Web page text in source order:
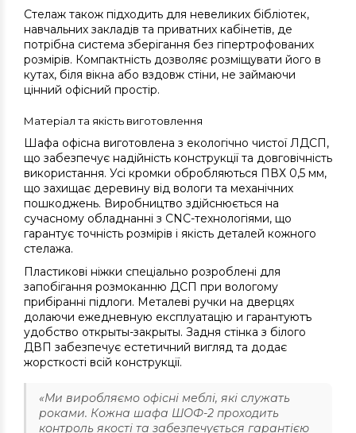
Стелаж також підходить для невеликих бібліотек,
навчальних закладів та приватних кабінетів, де
потрібна система зберігання без гіпертрофованих
розмірів. Компактність дозволяє розміщувати його в
кутах, біля вікна або вздовж стіни, не займаючи
цінний офісний простір.
Матеріал та якість виготовлення
Шафа офісна виготовлена з екологічно чистої ЛДСП,
що забезпечує надійність конструкції та довговічність
використання. Усі кромки обробляються ПВХ 0,5 мм,
що захищає деревину від вологи та механічних
пошкоджень. Виробництво здійснюється на
сучасному обладнанні з CNC-технологіями, що
гарантує точність розмірів і якість деталей кожного
стелажа.
Пластикові ніжки спеціально розроблені для
запобігання розмоканню ДСП при вологому
прибіранні підлоги. Металеві ручки на дверцях
долаючи ежедневную експлуатацію и гарантуютъ
удобство открыты-закрыты. Задня стінка з білого
ДВП забезпечує естетичний вигляд та додає
жорсткості всій конструкції.
«Ми виробляємо офісні меблі, які служать
роками. Кожна шафа ШОФ-2 проходить
контроль якості та забезпечується гарантією